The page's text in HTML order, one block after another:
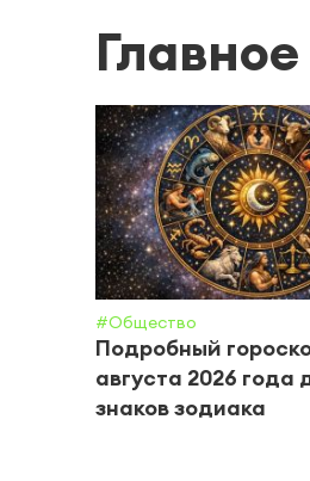
Главное
#Общество
Подробный
августа 2026 года
знаков зодиака